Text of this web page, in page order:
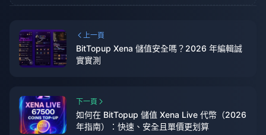
上一頁
BitTopup Xena 儲值安全嗎？2026 年編輯誠
實實測
下一頁
如何在 BitTopup 儲值 Xena Live 代幣（2026
年指南）：快速、安全且單價更划算